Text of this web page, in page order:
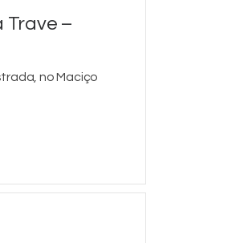
Trave –
no Maciço